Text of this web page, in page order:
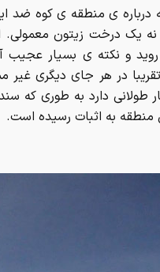
درباره ی منطقه ی کوه ضد
یک درخت زیتون
و نکته ی بسیار عجیب
در هر جای دیگری
طولانی دارد به طوری که
منطقه به اثبات رسیده است.